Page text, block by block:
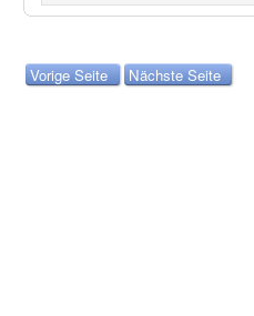
Vorige Seite Nächste Seite